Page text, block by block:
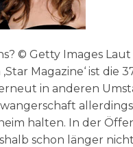
© Getty Images
Magazine‘ ist die
in anderen
halten. In der
schon länger